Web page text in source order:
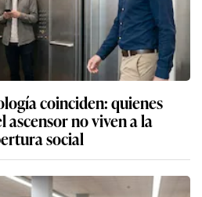
coinciden: quienes
ascensor no viven a la
social